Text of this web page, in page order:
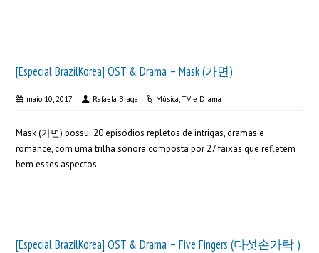
[Especial BrazilKorea] OST & Drama – Mask (가면)
maio 10, 2017 Rafaela Braga Música,TV e Drama
Mask (가면) possui 20 episódios repletos de intrigas, dramas e
romance, com uma trilha sonora composta por 27 faixas que refletem
bem esses aspectos.
[Especial BrazilKorea] OST & Drama – Five Fingers (다섯손가락 )